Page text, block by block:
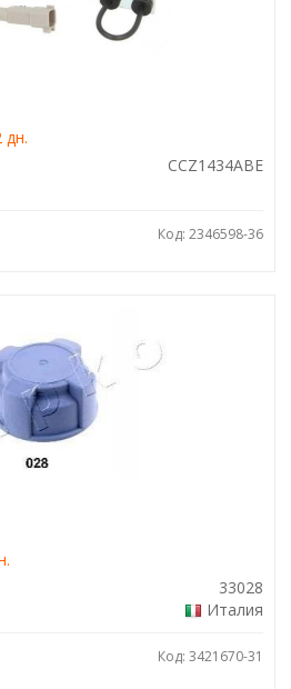
дн.
CCZ1434ABE
Код: 2346598-36
33028
Италия
Код: 3421670-31